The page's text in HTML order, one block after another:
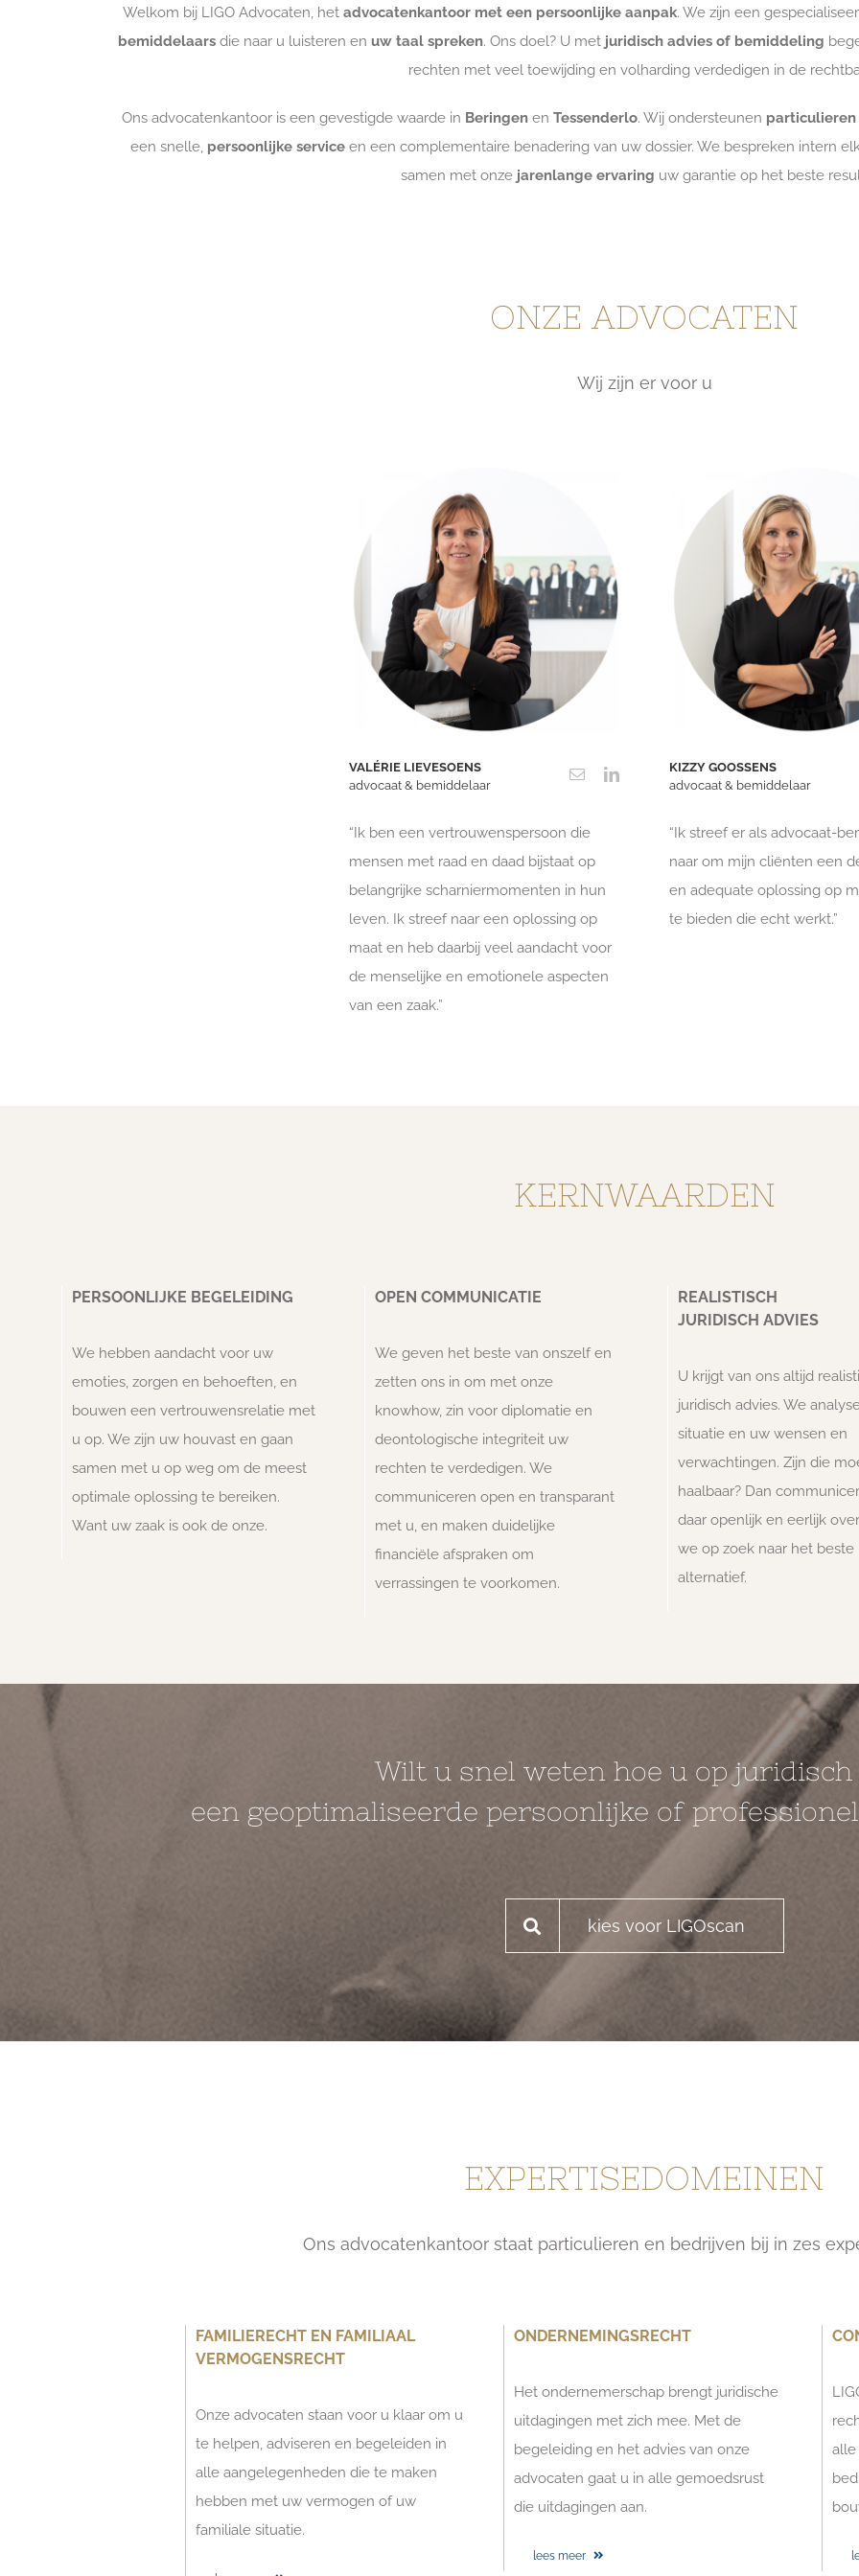
Welkom bij LIGO Advocaten, het advocatenkantoor met een persoonlijke aanpak. We zijn een
bemiddelaarsdie naar u luisteren en uw taal spreken. Ons doel? U met juridisch advies of bemiddeling
rechten met veel toewijding en volharding verdedigen in de
Ons advocatenkantoor is een gevestigde waarde in Beringenen Tessenderlo. Wij ondersteunen
een snelle, persoonlijke serviceen een complementaire benadering van uw dossier. We bespreken intern
samen met onze jarenlange ervaring uw garantie op het beste
ONZE ADVOCATEN
Wij zijn er voor u
VALÉRIE LIEVESOENS
advocaat & bemiddelaar
“Ik ben een vertrouwenspersoon die
mensen met raad en daad bijstaat op
belangrijke scharniermomenten in hun
leven. Ik streef naar een oplossing op
maat en heb daarbij veel aandacht voor
de menselijke en emotionele aspecten
van een zaak.”
KIZZY GOOSSENS
advocaat & bemiddelaar
“Ik streef er als advocaat-
naar om mijn cliënten een
en adequate oplossing op
te bieden die echt werkt.”
KERNWAARDEN
PERSOONLIJKE BEGELEIDING
We hebben aandacht voor uw
emoties, zorgen en behoeften, en
bouwen een vertrouwensrelatie met
u op. We zijn uw houvast en gaan
samen met u op weg om de meest
optimale oplossing te bereiken.
Want uw zaak is ook de onze.
OPEN COMMUNICATIE
We geven het beste van onszelf en
zetten ons in om met onze
knowhow, zin voor diplomatie en
deontologische integriteit uw
rechten te verdedigen. We
communiceren open en transparant
met u, en maken duidelijke
financiële afspraken om
verrassingen te voorkomen.
REALISTISCH
JURIDISCH ADVIES
U krijgt van ons altijd
juridisch advies. We
situatie en uw wensen en
verwachtingen. Zijn die
haalbaar? Dan
daar openlijk en eerlijk
we op zoek naar het beste
alternatief.
Wilt u snel weten hoe u op juridisch
een geoptimaliseerde persoonlijke of
kies voor LIGOscan
EXPERTISEDOMEINEN
Ons advocatenkantoor staat particulieren en bedrijven bij in zes
FAMILIERECHT EN FAMILIAAL
VERMOGENSRECHT
Onze advocaten staan voor u klaar om u
te helpen, adviseren en begeleiden in
alle aangelegenheden die te maken
hebben met uw vermogen of uw
familiale situatie.
ONDERNEMINGSRECHT
Het ondernemerschap brengt juridische
uitdagingen met zich mee. Met de
begeleiding en het advies van onze
advocaten gaat u in alle gemoedsrust
die uitdagingen aan.
lees meer
alle